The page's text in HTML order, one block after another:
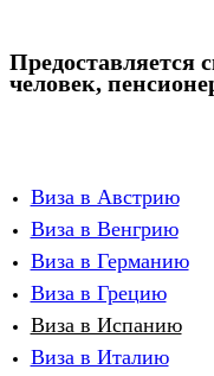
Предоставляется
человек,
Виза в Австрию
Виза в Венгрию
Виза в Германию
Виза в Грецию
Виза в Испанию
Виза в Италию